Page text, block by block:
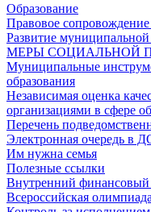
Образование
Правовое сопровождение
Развитие
МЕРЫ СОЦИАЛЬНОЙ
Муниципальные
образования
Независимая оценка
организациями в сфере
Перечень
Электронная очередь в
Им нужна семья
Полезные ссылки
Внутренний финансовый
Всероссийская